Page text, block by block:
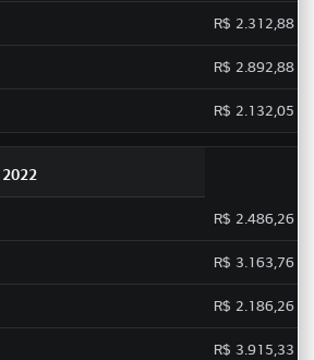
R$ 2.312,88
R$ 2.892,88
R$ 2.132,05
R$ 2.486,26
R$ 3.163,76
R$ 2.186,26
R$ 3.915,33